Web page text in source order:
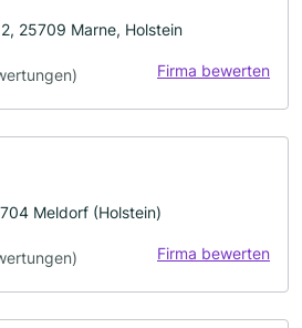
25709 Marne, Holstein
Firma bewerten
Meldorf (Holstein)
Firma bewerten